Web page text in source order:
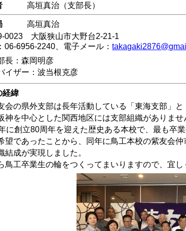
高垣真治（支部長）
高垣真治
0023 大阪狭山市大野台2-21-1
06-6956-2240、電子メール：
：森岡明彦
ザー：波当根克彦
経緯
の県外支部は長年活動している「東海支部」
神を中心とした関西地区には支部組織がありませ
に創立80周年を迎えた歴史ある本校で、最も卒
望であったことから、同年に鳥工本校の紫友会
結成が実現しました。
工卒業生の輪をつくってまいりますので、宜し